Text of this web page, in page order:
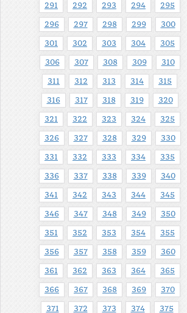
291 292 293 294 295
296 297 298 299 300
301 302 303 304 305
306 307 308 309 310
311 312 313 314 315
316 317 318 319 320
321 322 323 324 325
326 327 328 329 330
331 332 333 334 335
336 337 338 339 340
341 342 343 344 345
346 347 348 349 350
351 352 353 354 355
356 357 358 359 360
361 362 363 364 365
366 367 368 369 370
371 372 373 374 375